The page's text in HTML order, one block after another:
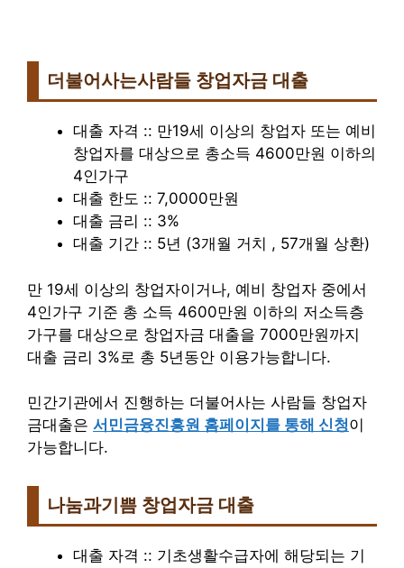
더불어사는사람들 창업자금 대출
대출 자격 :: 만19세 이상의 창업자 또는 예비
창업자를 대상으로 총소득 4600만원 이하의
4인가구
대출 한도 :: 7,0000만원
대출 금리 :: 3%
대출 기간 :: 5년 (3개월 거치 , 57개월 상환)
만 19세 이상의 창업자이거나, 예비 창업자 중에서
4인가구 기준 총 소득 4600만원 이하의 저소득층
가구를 대상으로 창업자금 대출을 7000만원까지
대출 금리 3%로 총 5년동안 이용가능합니다.
민간기관에서 진행하는 더불어사는 사람들 창업자
금대출은 서민금융진흥원 홈페이지를 통해 신청이
가능합니다.
나눔과기쁨 창업자금 대출
대출 자격 :: 기초생활수급자에 해당되는 기